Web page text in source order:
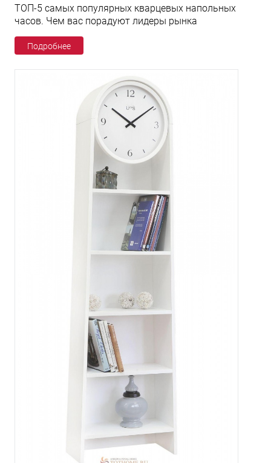
ТОП-5 самых популярных кварцевых напольных
часов. Чем вас порадуют лидеры рынка
Подробнее